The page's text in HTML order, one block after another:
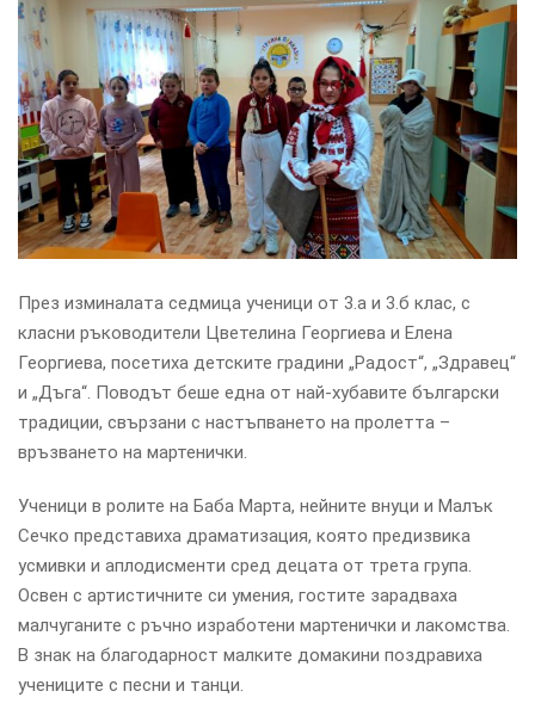
През изминалата седмица ученици от 3.а и 3.б клас, с
класни ръководители Цветелина Георгиева и Елена
Георгиева, посетиха детските градини „Радост“, „Здравец“
и „Дъга“. Поводът беше една от най-хубавите български
традиции, свързани с настъпването на пролетта –
връзването на мартенички.
Ученици в ролите на Баба Марта, нейните внуци и Малък
Сечко представиха драматизация, която предизвика
усмивки и аплодисменти сред децата от трета група.
Освен с артистичните си умения, гостите зарадваха
малчуганите с ръчно изработени мартенички и лакомства.
В знак на благодарност малките домакини поздравиха
учениците с песни и танци.